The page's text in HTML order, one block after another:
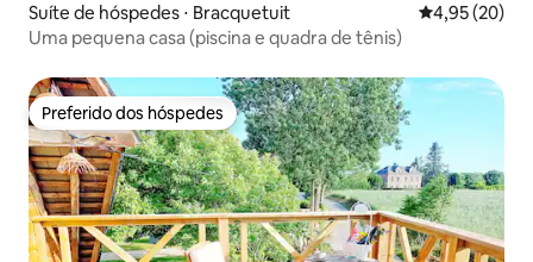
Suíte de hóspedes ⋅ Bracquetuit 4,95 de uma
4,95 (20)
Uma pequena casa (piscina e quadra de tênis)
Preferido dos hóspedes
Preferido dos hóspedes